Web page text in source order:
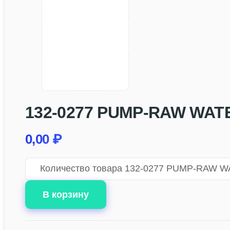
132-0277 PUMP-RAW
0,00 ₽
Количество товара 132-0277 PUMP-RAW
В корзину